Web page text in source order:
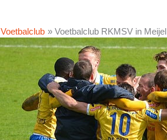
Voetbalclub Voetbalclub RKMSV in Meijel